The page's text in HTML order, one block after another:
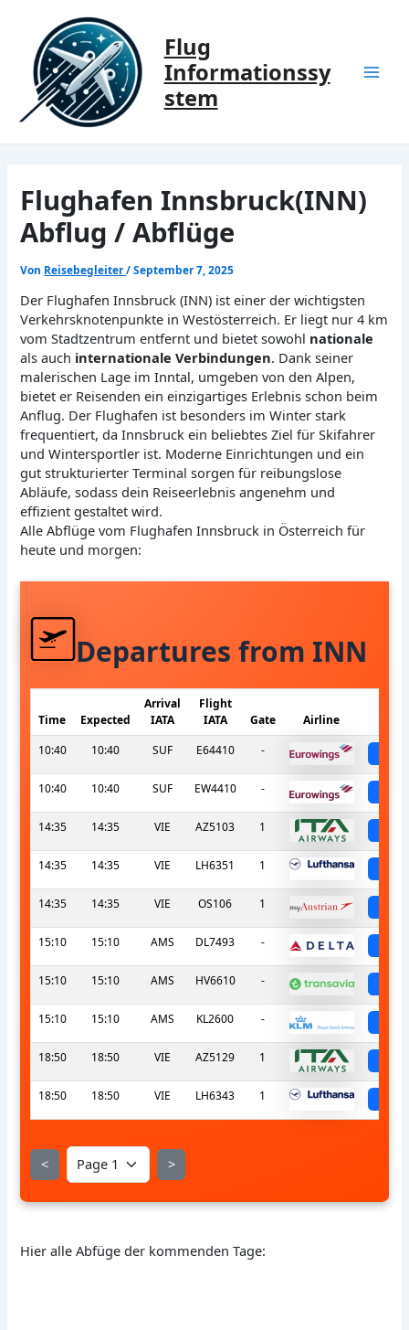
springen
Flug
Informationssy
stem
Flughafen Innsbruck(INN)
Abflug / Abflüge
Von Reisebegleiter/September 7, 2025
Der Flughafen Innsbruck (INN) ist einer der wichtigsten
Verkehrsknotenpunkte in Westösterreich. Er liegt nur 4 km
vom Stadtzentrum entfernt und bietet sowohl nationale
als auch internationale Verbindungen. Dank seiner
malerischen Lage im Inntal, umgeben von den Alpen,
bietet er Reisenden ein einzigartiges Erlebnis schon beim
Anflug. Der Flughafen ist besonders im Winter stark
frequentiert, da Innsbruck ein beliebtes Ziel für Skifahrer
und Wintersportler ist. Moderne Einrichtungen und ein
gut strukturierter Terminal sorgen für reibungslose
Abläufe, sodass dein Reiseerlebnis angenehm und
effizient gestaltet wird.
Alle Abflüge vom Flughafen Innsbruck in Österreich für
heute und morgen:
Departures from INN
Time Expected
Arrival
IATA
Flight
IATA
Gate Airline
10:40
10:40 SUF E64410 -
10:40 10:40 SUF EW4410 -
14:35 14:35 VIE AZ5103 1
14:35 14:35 VIE LH6351 1
14:35 14:35 VIE OS106 1
15:10 15:10 AMS DL7493 -
15:10 15:10 AMS HV6610 -
15:10 15:10 AMS KL2600 -
18:50 18:50 VIE AZ5129 1
18:50 18:50 VIE LH6343 1
< >
Hier alle Abfüge der kommenden Tage: